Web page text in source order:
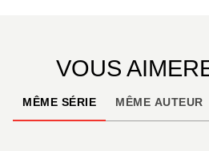
VOUS
MÊME SÉRIE MÊME AUTEUR